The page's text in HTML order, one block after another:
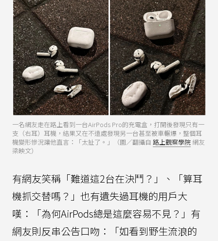
一名網友走在路上看到一台AirPods Pro的充電盒，打開後發現只有一
支（右耳）耳機，結果又在不遠處發現另一台甚至被車輾爆，整個耳
機變形慘況讓他直言：「太扯了。」（圖／翻攝自 路上觀察學院 網友
梁映文）
有網友笑稱「難道這2台在決鬥？」、「算耳
機抓交替嗎？」也有遺失過耳機的用戶大
嘆：「為何AirPods總是這麼容易不見？」有
網友則反串公告口吻：「如看到野生流浪的